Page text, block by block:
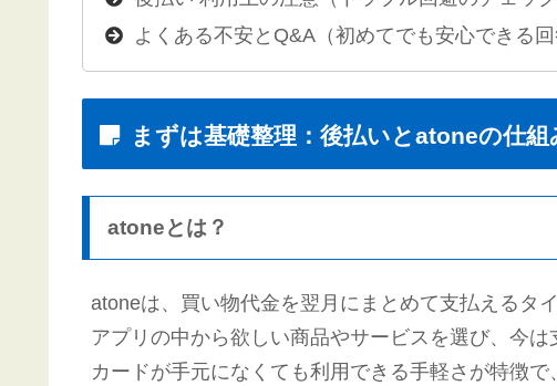
よくある不安とQ&A（初めてでも安心できる回
まずは基礎整理：後払いとatoneの仕組
atoneとは？
atoneは、買い物代金を翌月にまとめて支払えるタ
アプリの中から欲しい商品やサービスを選び、今
カードが手元になくても利用できる手軽さが特徴